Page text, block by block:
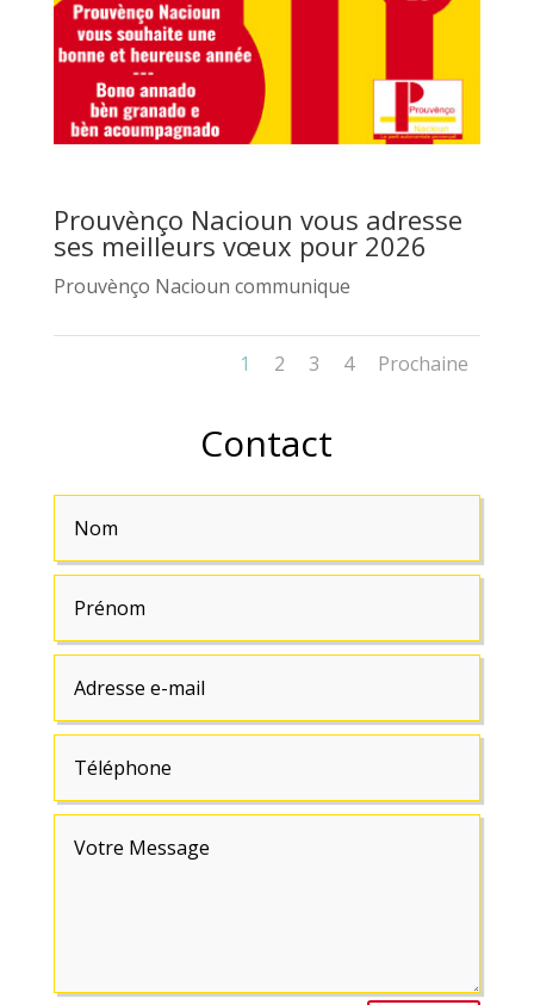
Prouvènço Nacioun vous adresse
ses meilleurs vœux pour 2026
Prouvènço Nacioun communique
1 2 3 4 Prochaine
Contact